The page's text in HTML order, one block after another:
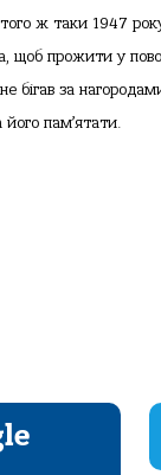
ж таки 1947
прожити у
за
його пам’ятати.